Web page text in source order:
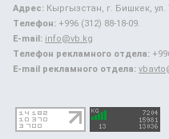
Адрес: Кыргызстан, г. Бишкек,
Телефон: +996 (312) 88-18-09.
E-mail: info@vb.kg
Телефон рекламного отдела:
E-mail рекламного отдела: